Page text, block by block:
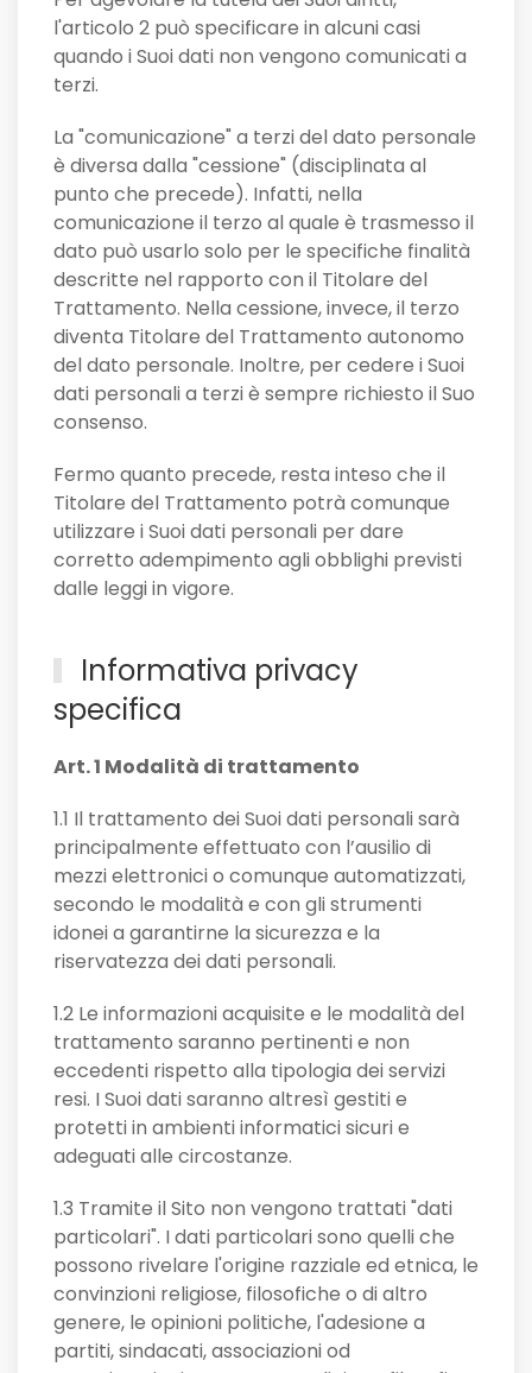
l'articolo 2 può specificare in alcuni casi
quando i Suoi dati non vengono comunicati a
terzi.
La "comunicazione" a terzi del dato personale
è diversa dalla "cessione" (disciplinata al
punto che precede). Infatti, nella
comunicazione il terzo al quale è trasmesso il
dato può usarlo solo per le specifiche finalità
descritte nel rapporto con il Titolare del
Trattamento. Nella cessione, invece, il terzo
diventa Titolare del Trattamento autonomo
del dato personale. Inoltre, per cedere i Suoi
dati personali a terzi è sempre richiesto il Suo
consenso.
Fermo quanto precede, resta inteso che il
Titolare del Trattamento potrà comunque
utilizzare i Suoi dati personali per dare
corretto adempimento agli obblighi previsti
dalle leggi in vigore.
Informativa privacy
specifica
Art. 1 Modalità di trattamento
1.1 Il trattamento dei Suoi dati personali sarà
principalmente effettuato con l’ausilio di
mezzi elettronici o comunque automatizzati,
secondo le modalità e con gli strumenti
idonei a garantirne la sicurezza e la
riservatezza dei dati personali.
1.2 Le informazioni acquisite e le modalità del
trattamento saranno pertinenti e non
eccedenti rispetto alla tipologia dei servizi
resi. I Suoi dati saranno altresì gestiti e
protetti in ambienti informatici sicuri e
adeguati alle circostanze.
1.3 Tramite il Sito non vengono trattati "dati
particolari". I dati particolari sono quelli che
possono rivelare l'origine razziale ed etnica, le
convinzioni religiose, filosofiche o di altro
genere, le opinioni politiche, l'adesione a
partiti, sindacati, associazioni od